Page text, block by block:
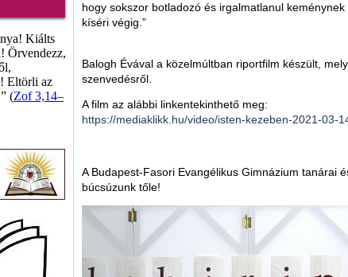
hogy sokszor botladozó és irgalmatlanul
kíséri végig.”
Balogh Évával a közelmúltban riportfilm készült,
szenvedésről.
A film az alábbi linkentekinthető meg:
https://mediaklikk.hu/video/isten-kezeben-2021-03-
A Budapest-Fasori Evangélikus Gimnázium tanárai
búcsúzunk tőle!